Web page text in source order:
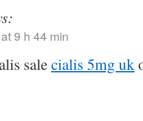
9 h 44 min
salecialis 5mg uk